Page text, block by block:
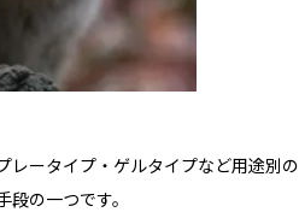
レータイプ・ゲルタイプなど用途別の
の一つです。